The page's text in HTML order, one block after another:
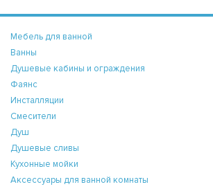
Мебель для ванной
Ванны
Душевые кабины и ограждения
Фаянс
Инсталляции
Смесители
Душ
Душевые сливы
Кухонные мойки
Аксессуары для ванной комнаты